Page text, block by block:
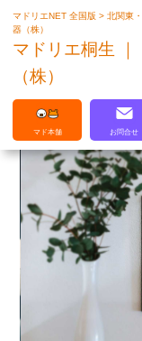
マ
マドリエNET 全国版>北関東
器（株）
マドリエ桐生
（株）
マド本舗 お問合せ